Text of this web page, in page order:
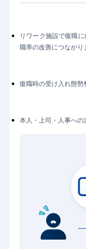
リワーク施設で復職
職率の改善につながり
復職時の受け入れ態勢
本人・上司・人事への